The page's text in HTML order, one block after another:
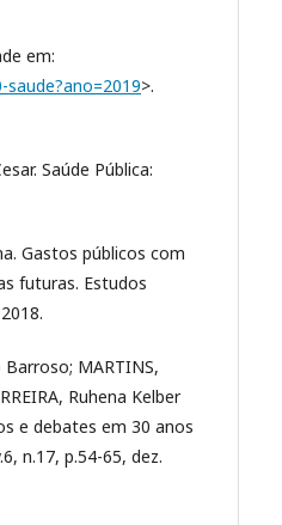
em:
>.
Saúde Pública:
Gastos públicos com
futuras. Estudos
Barroso; MARTINS,
Ruhena Kelber
e debates em 30 anos
n.17, p.54-65, dez.